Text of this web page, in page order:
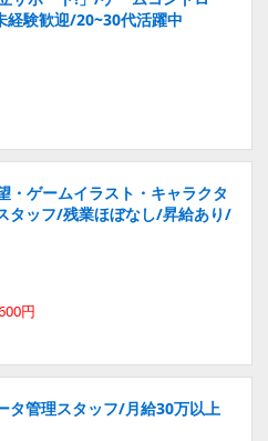
験歓迎/20~30代活躍中
・ゲームイラスト・キャラクタ
タッフ/残業ほぼなし/昇給あり/
円
タ管理スタッフ/月給30万以上